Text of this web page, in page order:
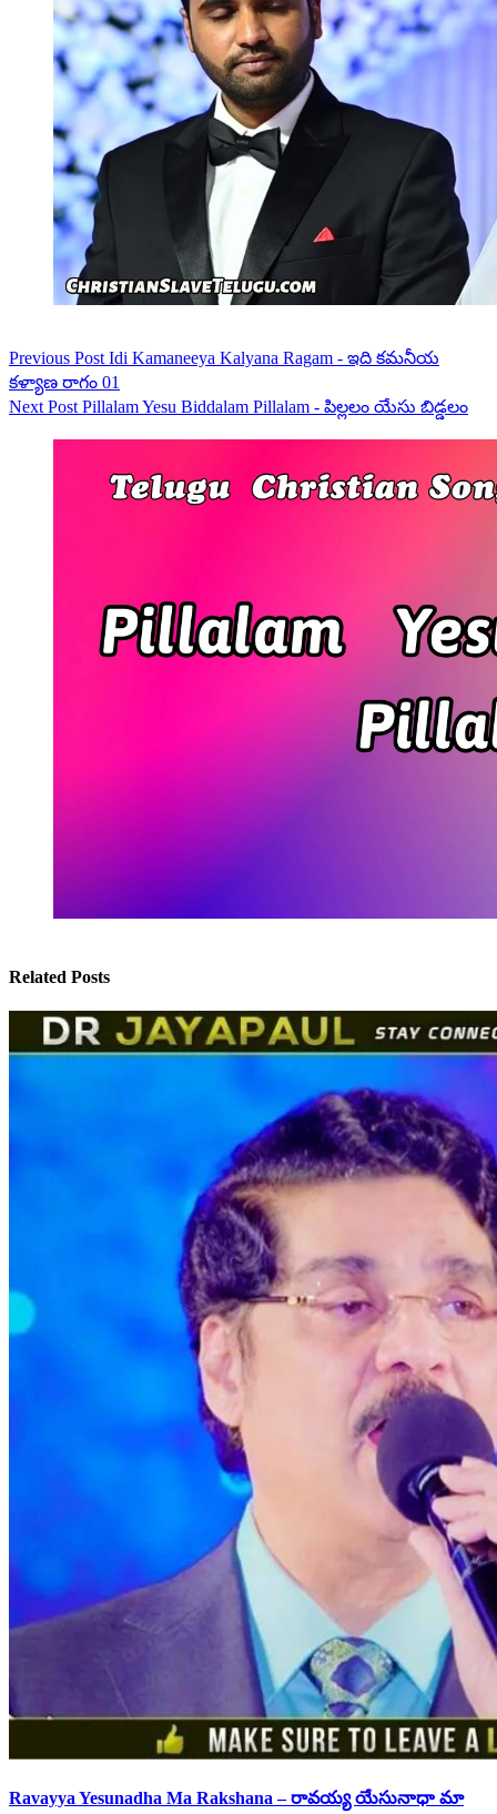
Previous Post Idi Kamaneeya Kalyana Ragam - ఇది కమనీయ
కళ్యాణ రాగం 01
Next Post Pillalam Yesu Biddalam Pillalam - పిల్లలం యేసు బిడ్డలం
Related Posts
Ravayya Yesunadha Ma Rakshana – రావయ్య యేసునాధా మా